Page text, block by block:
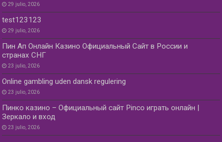
29 julio, 2026
test123123
29 julio, 2026
Пин Ап Онлайн Казино Официальный Сайт в России и
странах СНГ
23 julio, 2026
Online gambling uden dansk regulering
23 julio, 2026
Пинко казино – Официальный сайт Pinco играть онлайн |
Зеркало и вход
23 julio, 2026